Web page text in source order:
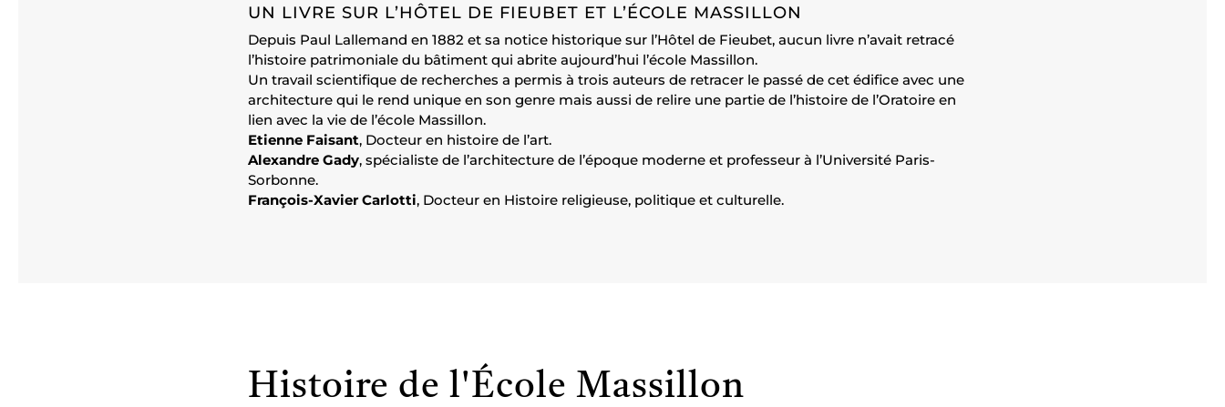
UN LIVRE SUR L’HÔTEL DE FIEUBET ET L’ÉCOLE MASSILLON
Depuis Paul Lallemand en 1882 et sa notice historique sur l’Hôtel de Fieubet, aucun livre n’avait retracé
l’histoire patrimoniale du bâtiment qui abrite aujourd’hui l’école Massillon.
Un travail scientifique de recherches a permis à trois auteurs de retracer le passé de cet édifice avec une
architecture qui le rend unique en son genre mais aussi de relire une partie de l’histoire de l’Oratoire en
lien avec la vie de l’école Massillon.
Etienne Faisant, Docteur en histoire de l’art.
Alexandre Gady, spécialiste de l’architecture de l’époque moderne et professeur à l’Université Paris-
Sorbonne.
François-Xavier Carlotti, Docteur en Histoire religieuse, politique et culturelle.
Histoire de l'École Massillon